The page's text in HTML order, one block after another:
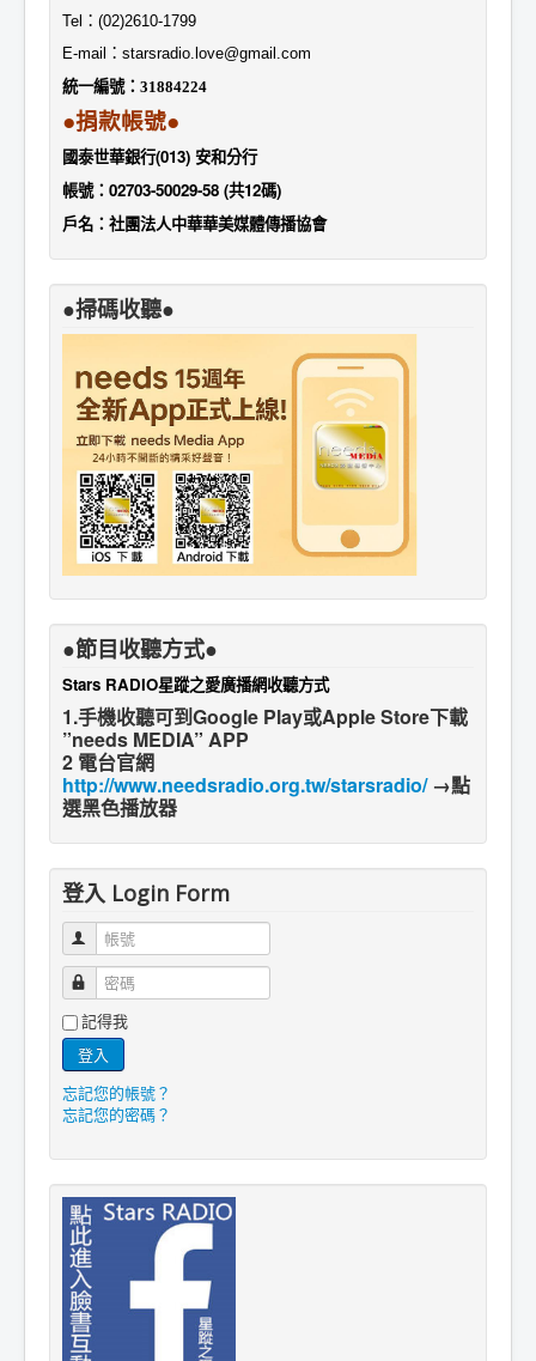
Tel ： (02)2610-1799
E-mail ： starsradio.love@gmail.com
統一編號： 31884224
●捐款帳號●
國泰世華銀行(013) 安和分行
帳號：02703-50029-58 (共12碼)
戶名：社團法人中華華美媒體傳播協會
●掃碼收聽●
●節目收聽方式●
Stars RADIO星蹤之愛廣播網收聽方式
1.手機收聽可到Google Play或Apple Store下載
”needs MEDIA” APP
2 電台官網
http://www.needsradio.org.tw/starsradio/→點
選黑色播放器
登入 Login Form
帳號
密碼
記得我
登入
忘記您的帳號？
忘記您的密碼？